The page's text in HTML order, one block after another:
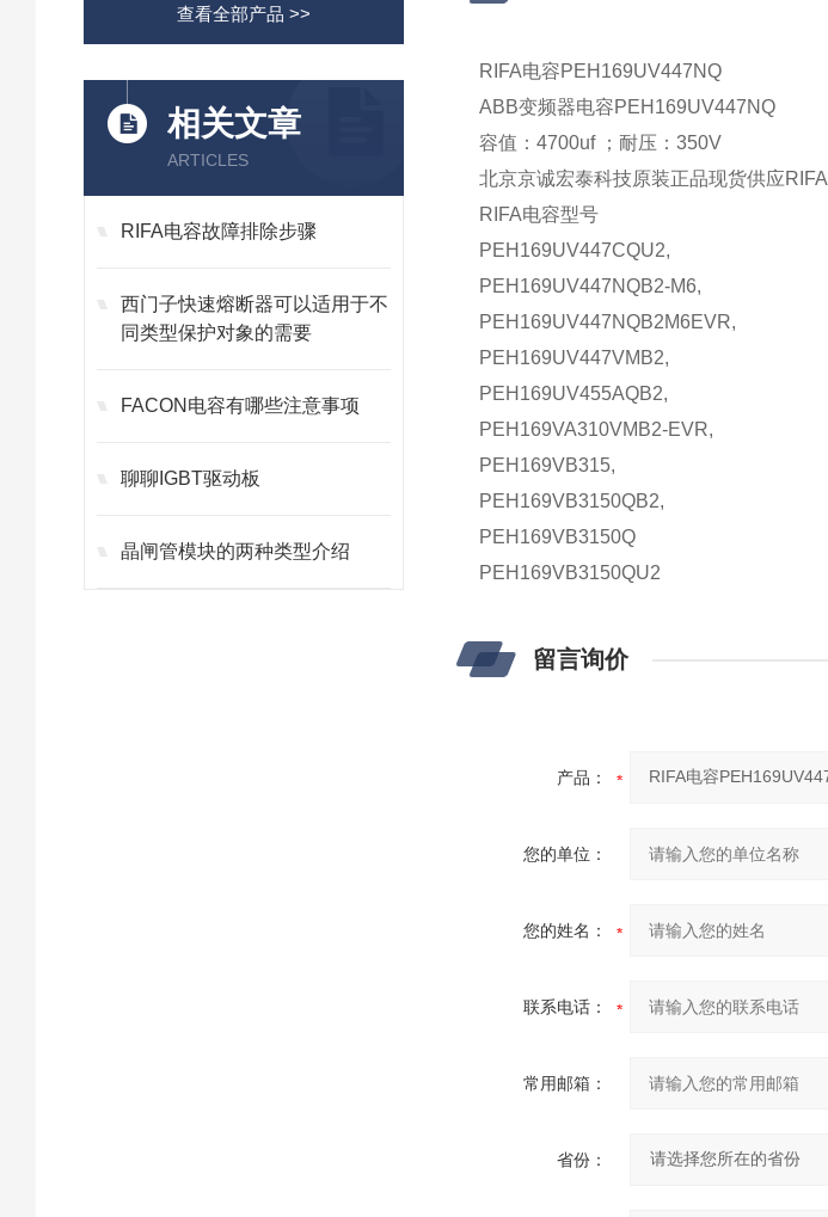
查看全部产品 >>
相关文章
ARTICLES
RIFA电容故障排除步骤
西门子快速熔断器可以适用于不
同类型保护对象的需要
FACON电容有哪些注意事项
聊聊IGBT驱动板
晶闸管模块的两种类型介绍
RIFA电容PEH169UV447NQ
ABB变频器电容PEH169UV447NQ
容值：4700uf ； 耐压 ：350V
北京京诚宏泰科技原装正品现货供应RIFA
RIFA电容型号
PEH169UV447CQU2,
PEH169UV447NQB2-M6,
PEH169UV447NQB2M6EVR,
PEH169UV447VMB2,
PEH169UV455AQB2,
PEH169VA310VMB2-EVR,
PEH169VB315,
PEH169VB3150QB2,
PEH169VB3150Q
PEH169VB3150QU2
留言询价
产品：
您的单位：
您的姓名：
联系电话：
常用邮箱：
省份：